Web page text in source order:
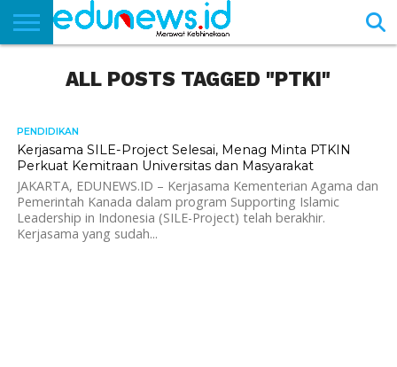
NEWS
EDUNEWS
LITERASI
PUSTAKA
SOSOK
TEKNO
KHASANAH
SASTRAALL POSTS TAGGED "PTKI"
PENDIDIKAN
Kerjasama SILE-Project Selesai, Menag Minta PTKIN
Perkuat Kemitraan Universitas dan Masyarakat
JAKARTA, EDUNEWS.ID – Kerjasama Kementerian Agama dan
Pemerintah Kanada dalam program Supporting Islamic
Leadership in Indonesia (SILE-Project) telah berakhir.
Kerjasama yang sudah...